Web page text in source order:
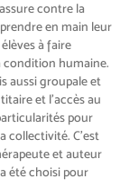
contre la
en main leur
à faire
condition humaine.
aussigroupale et
et l’accèsau
pour
collectivité. C’est
et auteur
a été choisi pour